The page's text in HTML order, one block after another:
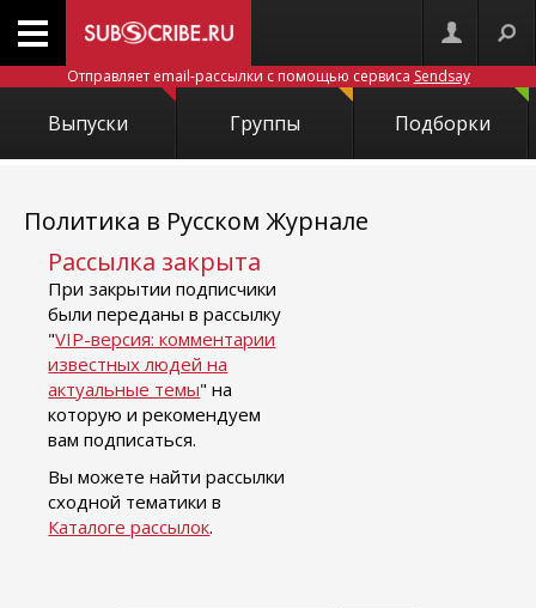
Отправляет email-рассылки с помощью сервиса Sendsay
Выпуски Группы Подборки
Политика в Русском Журнале
Рассылка закрыта
При закрытии подписчики
были переданы в рассылку
"VIP-версия: комментарии
известных людей на
актуальные темы" на
которую и рекомендуем
вам подписаться.
Вы можете найти рассылки
сходной тематики в
Каталоге рассылок.